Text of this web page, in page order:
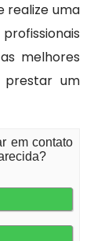
realize uma
melhores
prestar um
em contato